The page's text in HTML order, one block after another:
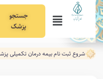
جستجو
پزشک
شروع ثبت نام بیمه درمان تکمیلی